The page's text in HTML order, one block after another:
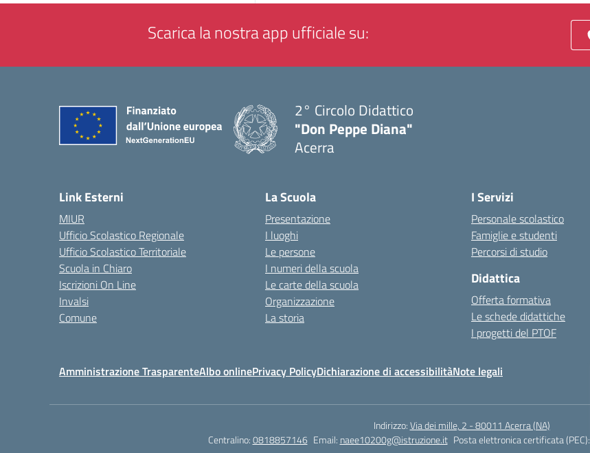
Scarica la nostra app ufficiale su:
2° Circolo Didattico
"Don Peppe Diana"
Acerra
Link Esterni
MIUR
Ufficio Scolastico Regionale
Ufficio Scolastico Territoriale
Scuola in Chiaro
Iscrizioni On Line
Invalsi
Comune
La Scuola
Presentazione
I luoghi
Le persone
I numeri della scuola
Le carte della scuola
Organizzazione
La storia
I Servizi
Personale scolastico
Famiglie e studenti
Percorsi di studio
Didattica
Offerta formativa
Le schede didattiche
I progetti del PTOF
Amministrazione TrasparenteAlbo onlinePrivacy PolicyDichiarazione di accessibilitàNote legali
Indirizzo:Via dei mille, 2 - 80011 Acerra (NA)
Centralino:0818857146 Email: naee10200g@istruzione.it Posta elettronica certificata (PEC):